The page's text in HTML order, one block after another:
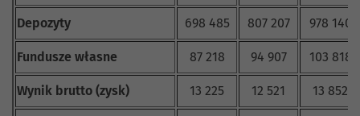
Depozyty 698 485 807 207 978 140
Fundusze własne 87 218 94 907 103 818
Wynik brutto (zysk) 13 225 12 521 13 852